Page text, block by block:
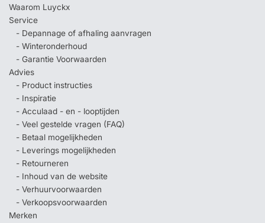
Waarom Luyckx
Service
- Depannage of afhaling aanvragen
- Winteronderhoud
- Garantie Voorwaarden
Advies
- Product instructies
- Inspiratie
- Acculaad - en - looptijden
- Veel gestelde vragen (FAQ)
- Betaal mogelijkheden
- Leverings mogelijkheden
- Retourneren
- Inhoud van de website
- Verhuurvoorwaarden
- Verkoopsvoorwaarden
Merken